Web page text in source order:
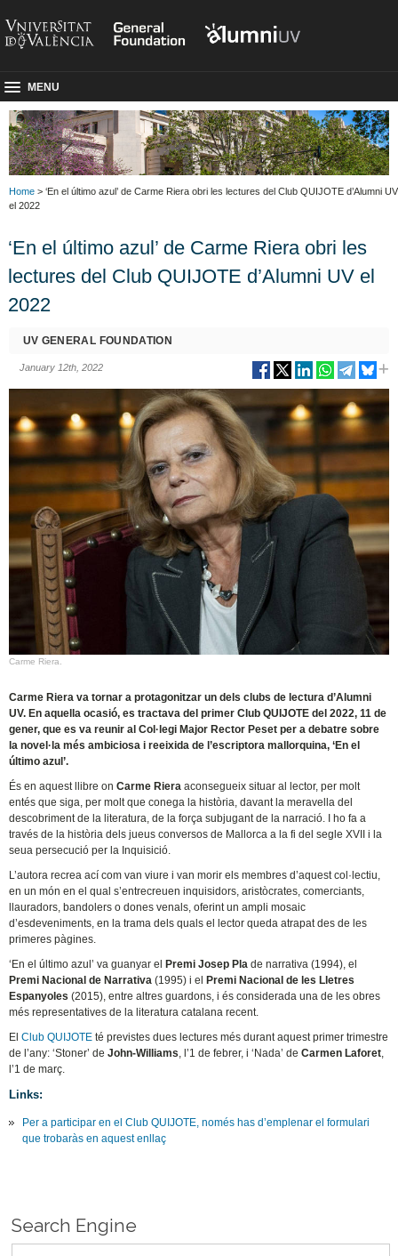
MENU
Home > ‘En el último azul’ de Carme Riera obri les lectures del Club QUIJOTE d’Alumni UV
el 2022
‘En el último azul’ de Carme Riera obri les
lectures del Club QUIJOTE d’Alumni UV el
2022
UV GENERAL FOUNDATION
January 12th, 2022
Carme Riera.
Carme Riera va tornar a protagonitzar un dels clubs de lectura d’Alumni
UV. En aquella ocasió, es tractava del primer Club QUIJOTE del 2022, 11 de
gener, que es va reunir al Col·legi Major Rector Peset per a debatre sobre
la novel·la més ambiciosa i reeixida de l’escriptora mallorquina, ‘En el
último azul’.
És en aquest llibre onCarme Riera aconsegueix situar al lector, per molt
entés que siga, per molt que conega la història, davant la meravella del
descobriment de la literatura, de la força subjugant de la narració. I ho fa a
través de la història dels jueus conversos de Mallorca a la fi del segle XVII i la
seua persecució per la Inquisició.
L’autora recrea ací com van viure i van morir els membres d’aquest col·lectiu,
en un món en el qual s’entrecreuen inquisidors, aristòcrates, comerciants,
llauradors, bandolers o dones venals, oferint un ampli mosaic
d’esdeveniments, en la trama dels quals el lector queda atrapat des de les
primeres pàgines.
‘En el último azul’ va guanyar el
Premi Josep Pla de narrativa (1994), el
Premi Nacional de Narrativa (1995) i el
Premi Nacional de les Lletres
Espanyoles (2015), entre altres guardons, i és considerada una de les obres
més representatives de la literatura catalana recent.
ElClub QUIJOTE té previstes dues lectures més durant aquest primer trimestre
de l’any: ‘Stoner’ deJohn-Williams, l’1 de febrer, i ‘Nada’ deCarmen Laforet,
l’1 de març.
Links:
Per a participar en el Club QUIJOTE, només has d’emplenar el formulari
que trobaràs en aquest enllaç
Search Engine